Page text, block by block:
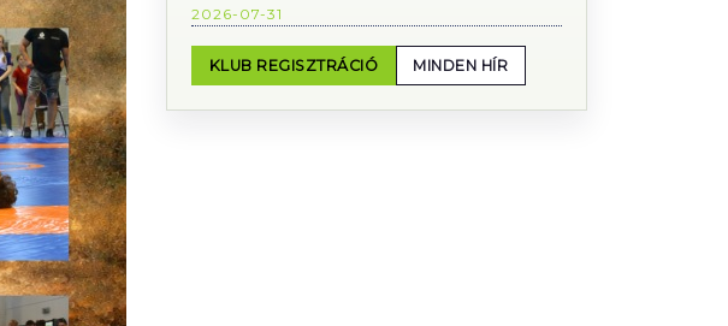
2026-07-31
KLUB REGISZTRÁCIÓ MINDEN HÍR